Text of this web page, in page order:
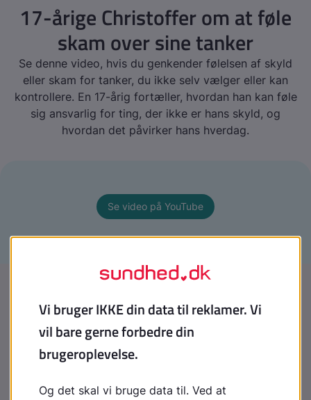
17-årige Christoffer om at føle
skam over sine tanker
Se denne video, hvis du genkender følelsen af skyld
eller skam for tanker, du ikke selv vælger eller kan
kontrollere. En 17-årig fortæller, hvordan han kan føle
sig ansvarlig for ting, der ikke er hans skyld, og
hvordan det påvirker hans hverdag.
Se video på YouTube